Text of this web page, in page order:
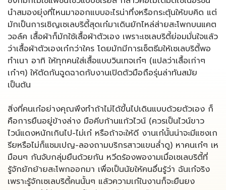
นำสมองยุ่งที่ไหนมาออกแบบอะไรน่าทึ่งหรือกระตุ้นให้ขบคิด แต่
มักเป็นการเชิญเซเลบริตี้สุดเก๋มาเดินยักไหล่ส่ายสะโพกบนแคต
วอล์ค เสื้อผ้าก็มักใช้เสื้อผ้าตัวเอง เพราะเซเลบริตี้ย่อมมั่นใจแล้ว
ว่าเสื้อผ้าตัวเองเก๋กว่าใคร โดยมักมีการเซ็ตธีมให้เซเลบริตี้พอ
ทำเนา อาทิ ให้ทุกคนใส่เสื้อแบบวินเทจเก๋ๆ (แปลว่าเสื้อเก่าๆ
เก๋าๆ) ให้ตัดกันฉูดฉาดกับงานเปิดตัวมือถือรุ่นล่าทันสมัย
เป็นต้น
สิ่งที่คนเก๋อย่างคุณพึงทำถ้าไม่ได้ขึ้นไปเดินแบบด้วยตัวเอง ก็
คือการยืนอยู่ข้างล่าง มือคีบก้านแก้วไวน์ (ควรเป็นไวน์ขาว
ไวน์แดงหนักเกินไป-ไม่เก๋ หรือถ้าจะให้ดี งานเก๋นั้นน่าจะมีแซงเก
รียหรือไม่ก็แชมเปญ-ลองถามบริกรสาวแขนล่ำดู) หาคนเก๋ๆ เห
มือนๆ กันจับกลุ่มยืนด้วยกัน หวีดร้องพองามเมื่อเซเลบริตี้ที่
รู้จักยักย้ายสะโพกออกมา เพื่อเป็นนัยให้คนอื่นรู้ว่า ฉันเก๋จริง
เพราะรู้จักเซเลบริตี้คนนั้นๆ แล้วความเก๋ในงานก็จะยืนยง